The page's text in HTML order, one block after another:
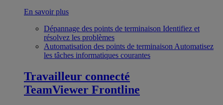
En savoir plus
Dépannage des points de terminaison Identifiez et
résolvez les problèmes
Automatisation des points de terminaison Automatisez
les tâches informatiques courantes
Travailleur connecté
TeamViewer Frontline